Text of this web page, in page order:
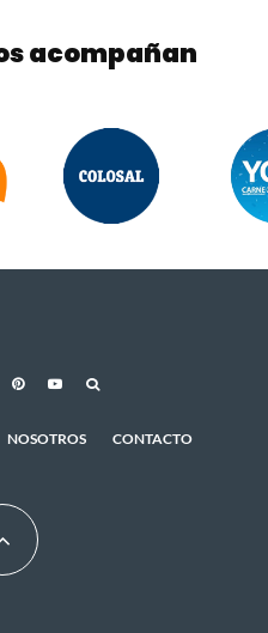
acompañan
NOSOTROS CONTACTO